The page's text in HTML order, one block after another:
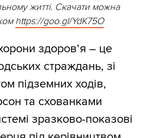
житті. Скачати можна
https://goo.gl/YdK75O
здоров’я – це
страждань, зі
підземних ходів,
та схованками
зразково-показові